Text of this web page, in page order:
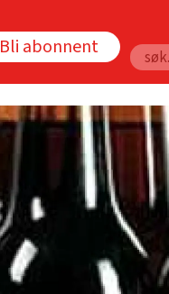
Bli abonnent
Søk